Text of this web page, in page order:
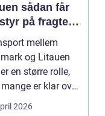
får
på fragten
mellem
og Litauen
en større rolle,
er klar over.
er et n...
2026